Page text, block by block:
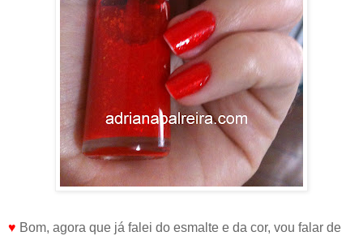
♥ Bom, agora que já falei do esmalte e da cor, vou falar de